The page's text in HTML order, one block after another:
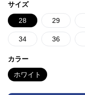
サイズ
28 29
34 36
カラー
ホワイト